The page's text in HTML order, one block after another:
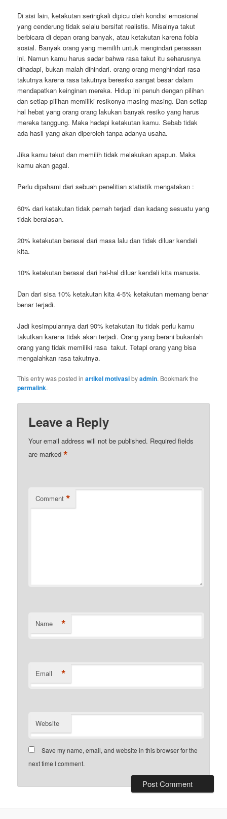
Di sisi lain, ketakutan seringkali dipicu oleh kondisi emosional
yang cenderung tidak selalu bersifat realistis. Misalnya takut
berbicara di depan orang banyak, atau ketakutan karena fobia
sosial. Banyak orang yang memilih untuk mengindari perasaan
ini. Namun kamu harus sadar bahwa rasa takut itu seharusnya
dihadapi, bukan malah dihindari. orang orang menghindari rasa
takutnya karena rasa takutnya beresiko sangat besar dalam
mendapatkan keinginan mereka. Hidup ini penuh dengan pilihan
dan setiap pilihan memiliki resikonya masing masing. Dan setiap
hal hebat yang orang orang lakukan banyak resiko yang harus
mereka tanggung. Maka hadapi ketakutan kamu. Sebab tidak
ada hasil yang akan diperoleh tanpa adanya usaha.
Jika kamu takut dan memilih tidak melakukan apapun. Maka
kamu akan gagal.
Perlu dipahami dari sebuah penelitian statistik mengatakan :
60% dari ketakutan tidak pernah terjadi dan kadang sesuatu yang
tidak beralasan.
20% ketakutan berasal dari masa lalu dan tidak diluar kendali
kita.
10% ketakutan berasal dari hal-hal diluar kendali kita manusia.
Dan dari sisa 10% ketakutan kita 4-5% ketakutan memang benar
benar terjadi.
Jadi kesimpulannya dari 90% ketakutan itu tidak perlu kamu
takutkan karena tidak akan terjadi. Orang yang berani bukanlah
orang yang tidak memiliki rasa takut. Tetapi orang yang bisa
mengalahkan rasa takutnya.
This entry was posted inartikel motivasibyadmin. Bookmark the
permalink.
Leave a Reply
Your email address will not be published. Required fields
are marked*
Comment *
Name *
Email *
Website
Save my name, email, and website in this browser for the
next time I comment.